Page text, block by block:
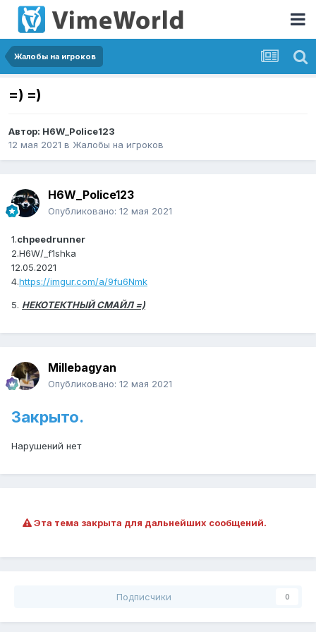
Жалобы на игроков
=) =)
Автор: H6W_Police123
12 мая 2021 в Жалобы на игроков
H6W_Police123
Опубликовано: 12 мая 2021
1.chpeedrunner
2.H6W/_f1shka
12.05.2021
4.https://imgur.com/a/9fu6Nmk
5. НЕКОТЕКТНЫЙ СМАЙЛ =)
Millebagyan
Опубликовано: 12 мая 2021
Закрыто.
Нарушений нет
Эта тема закрыта для дальнейших сообщений.
Подписчики 0